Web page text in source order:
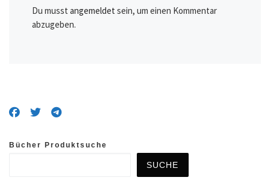
Du musst angemeldet sein, um einen Kommentar
abzugeben.
Bücher Produktsuche
SUCHE